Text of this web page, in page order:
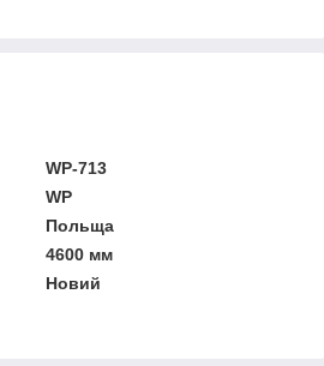
WP-713
WP
Польща
4600 мм
Новий